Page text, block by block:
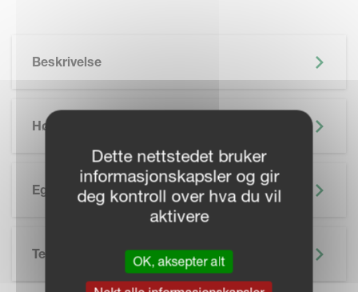
Beskrivelse
Høydepunkter
Egenskaper
Tekniske Spesifikasjoner
Dette nettstedet bruker
informasjonskapsler og gir
deg kontroll over hva du vil
aktivere
OK, aksepter alt